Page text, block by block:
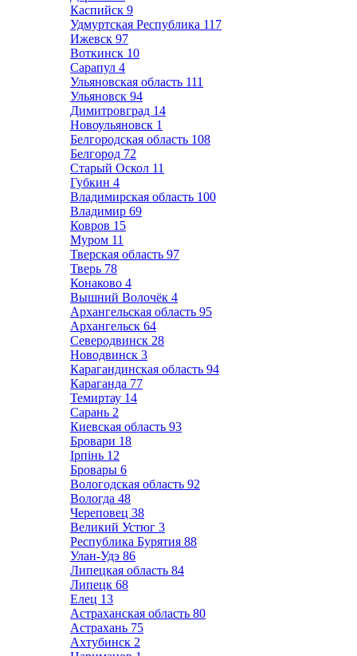
Каспийск 9
Удмуртская Республика 117
Ижевск 97
Воткинск 10
Сарапул 4
Ульяновская область 111
Ульяновск 94
Димитровград 14
Новоульяновск 1
Белгородская область 108
Белгород 72
Старый Оскол 11
Губкин 4
Владимирская область 100
Владимир 69
Ковров 15
Муром 11
Тверская область 97
Тверь 78
Конаково 4
Вышний Волочёк 4
Архангельская область 95
Архангельск 64
Северодвинск 28
Новодвинск 3
Карагандинская область 94
Караганда 77
Темиртау 14
Сарань 2
Киевская область 93
Бровари 18
Ірпінь 12
Бровары 6
Вологодская область 92
Вологда 48
Череповец 38
Великий Устюг 3
Республика Бурятия 88
Улан-Удэ 86
Липецкая область 84
Липецк 68
Елец 13
Астраханская область 80
Астрахань 75
Ахтубинск 2